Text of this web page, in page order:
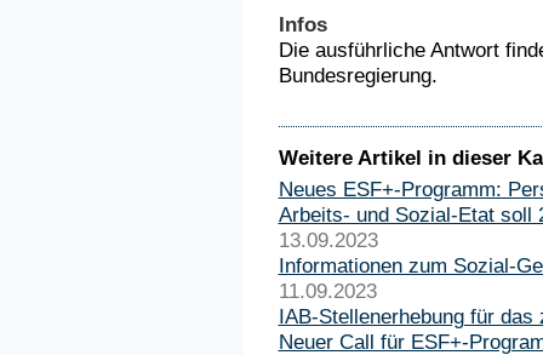
Infos
Die ausführliche Antwort
Bundesregierung.
Weitere Artikel in dieser
Neues ESF+-Programm:
Arbeits- und Sozial-Etat soll
13.09.2023
Informationen zum Sozial-
11.09.2023
IAB-Stellenerhebung für das
Neuer Call für ESF+-